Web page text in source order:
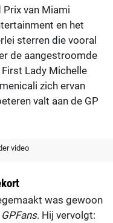
Prix van Miami
en het
sterren die vooral
de aangestroomde
Lady Michelle
zich ervan
valt aan de GP
video
was gewoon
GPFans. Hij vervolgt: